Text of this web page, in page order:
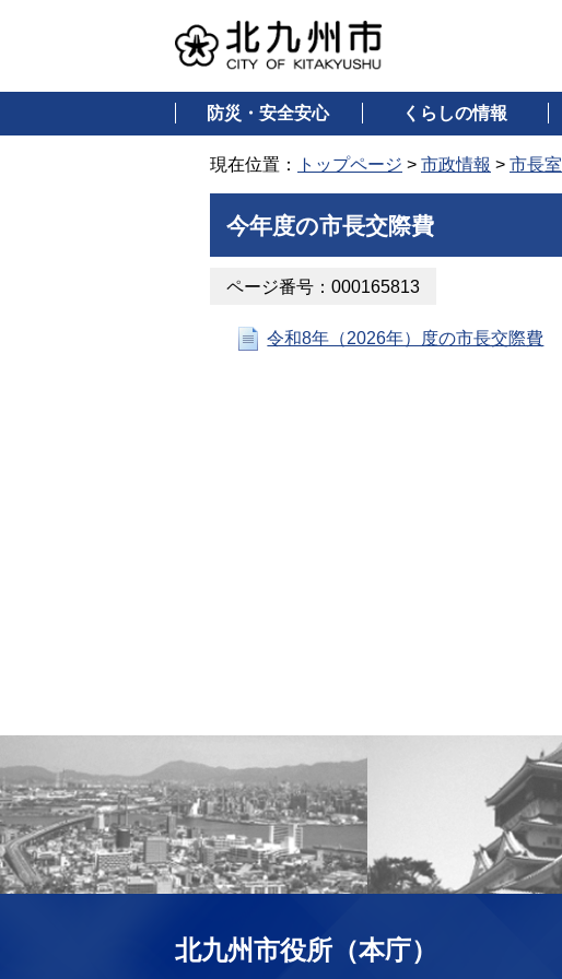
防災・安全安心 くらしの情報
現在位置： トップページ > 市政情報 > 市長室
今年度の市長交際費
ページ番号：000165813
令和8年（2026年）度の市長交際費
北九州市役所（本庁）